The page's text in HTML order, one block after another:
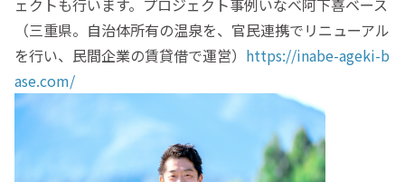
ェクトも行います。プロジェクト事例いなべ阿下喜ベース
（三重県。自治体所有の温泉を、官民連携でリニューアル
を行い、民間企業の賃貸借で運営） https://inabe-ageki-b
ase.com/